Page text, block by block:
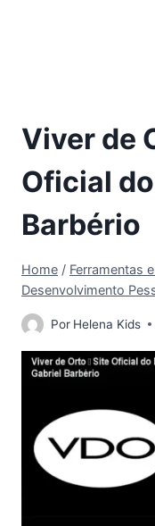
Viver de
Oficial
Barbério
Home / Ferramentas
Desenvolvimento
Por Helena Kids